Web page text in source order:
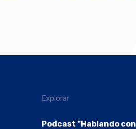
Explorar
Podcast "Hablando con